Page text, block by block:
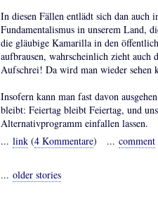
In diesen Fällen entlädt sich dan auch
Fundamentalismus in unserem Land,
die gläubige Kamarilla in den
aufbrausen, wahrscheinlich zieht auch
Aufschrei! Da wird man wieder sehen
Insofern kann man fast davon
bleibt: Feiertag bleibt Feiertag, und
Alternativprogramm einfallen lassen.
... link (4 Kommentare) ... comment
... older stories